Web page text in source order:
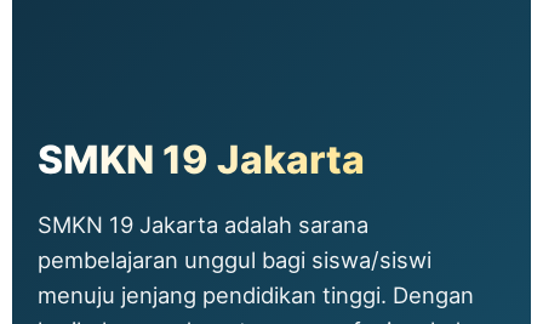
SMKN 19 Jakarta
SMKN 19 Jakarta adalah sarana
pembelajaran unggul bagi siswa/siswi
menuju jenjang pendidikan tinggi. Dengan